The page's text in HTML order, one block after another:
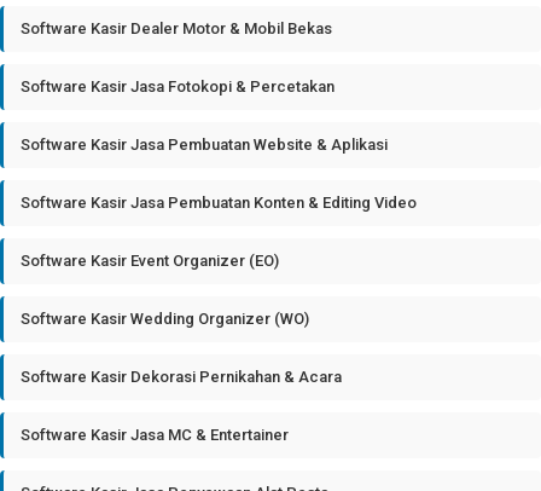
Software Kasir Dealer Motor & Mobil Bekas
Software Kasir Jasa Fotokopi & Percetakan
Software Kasir Jasa Pembuatan Website & Aplikasi
Software Kasir Jasa Pembuatan Konten & Editing Video
Software Kasir Event Organizer (EO)
Software Kasir Wedding Organizer (WO)
Software Kasir Dekorasi Pernikahan & Acara
Software Kasir Jasa MC & Entertainer